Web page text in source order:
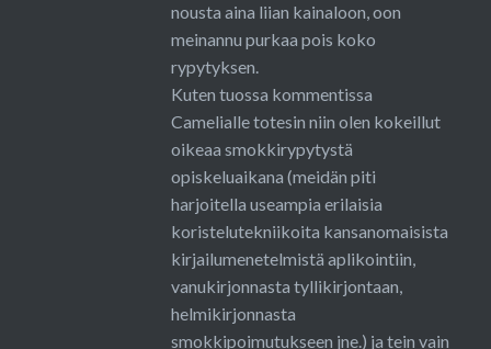
nousta aina liian kainaloon, oon
meinannu purkaa pois koko
rypytyksen.
Kuten tuossa kommentissa
Camelialle totesin niin olen kokeillut
oikeaa smokkirypytystä
opiskeluaikana (meidän piti
harjoitella useampia erilaisia
koristelutekniikoita kansanomaisista
kirjailumenetelmistä aplikointiin,
vanukirjonnasta tyllikirjontaan,
helmikirjonnasta
smokkipoimutukseen jne.) ja tein vain